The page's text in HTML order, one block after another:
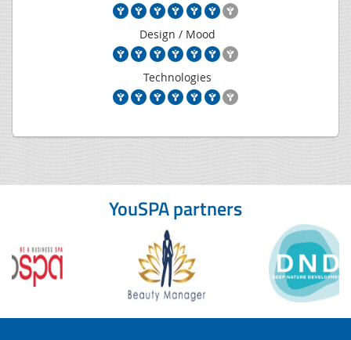
Design / Mood
Technologies
YouSPA partners